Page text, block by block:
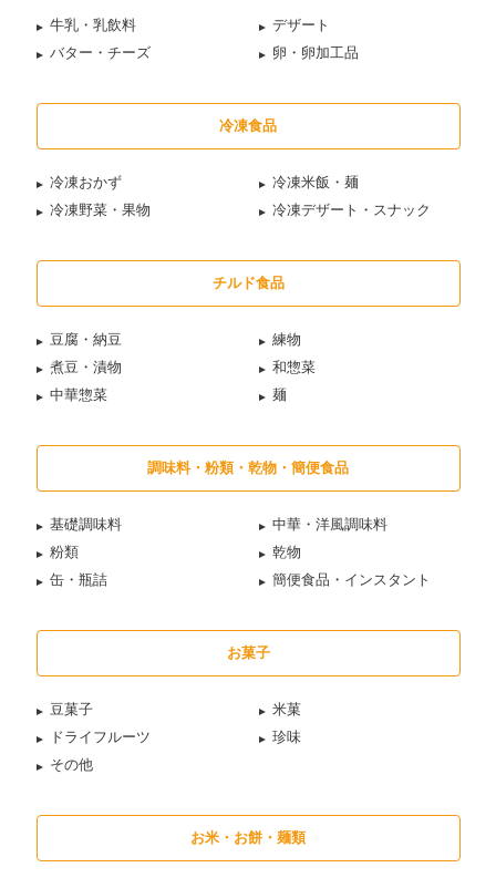
牛乳・乳飲料
デザート
バター・チーズ
卵・卵加工品
冷凍食品
冷凍おかず
冷凍米飯・麺
冷凍野菜・果物
冷凍デザート・スナック
チルド食品
豆腐・納豆
練物
煮豆・漬物
和惣菜
中華惣菜
麺
調味料・粉類・乾物・簡便食品
基礎調味料
中華・洋風調味料
粉類
乾物
缶・瓶詰
簡便食品・インスタント
お菓子
豆菓子
米菓
ドライフルーツ
珍味
その他
お米・お餅・麺類